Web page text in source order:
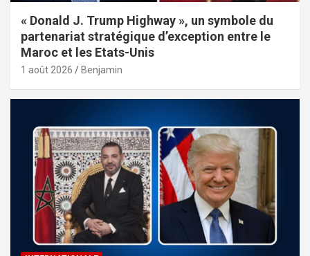
« Donald J. Trump Highway », un symbole du
partenariat stratégique d’exception entre le
Maroc et les Etats-Unis
1 août 2026 Benjamin